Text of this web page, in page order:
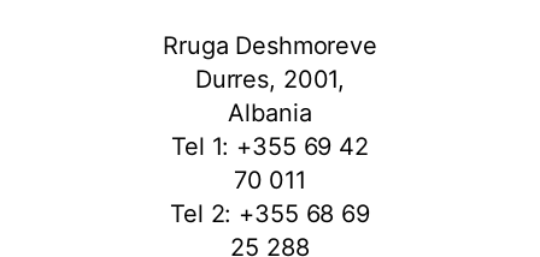
Rruga Deshmoreve
Durres, 2001,
Albania
Tel 1: +355 69 42
70 011
Tel 2: +355 68 69
25 288